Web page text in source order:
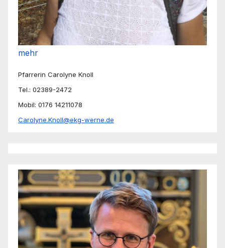
mehr
Pfarrerin Carolyne Knoll
Tel.: 02389-2472
Mobil: 0176 14211078
Carolyne.Knoll@ekg-werne.de